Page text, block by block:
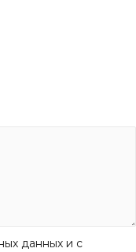
данных и с